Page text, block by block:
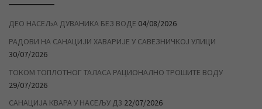
ДЕО НАСЕЉА ДУВАНИКА БЕЗ ВОДЕ 04/08/2026
РАДОВИ НА САНАЦИЈИ ХАВАРИЈЕ У САВЕЗНИЧКОЈ УЛИЦИ
30/07/2026
ТОКОМ ТОПЛОТНОГ ТАЛАСА РАЦИОНАЛНО ТРОШИТЕ ВОДУ
29/07/2026
САНАЦИЈА КВАРА У НАСЕЉУ Д3 22/07/2026